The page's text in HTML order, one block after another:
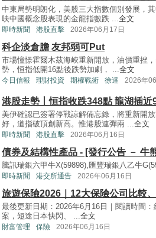
中東局勢明朗化，美股三大指數個別發展，
映中國概念股表現的金龍指數跌 ...全文
即時新聞 港股直擊 2026年06月17日
科企淡倉膽 友邦弱可Put
市場憧憬霍爾木茲海峽重新開放，油價重挫
勢，恒指低開16點後跌勢加劇， ...全文
今日信報 理財投資 期權戰術 徐達 2026年
港股走勢丨恒指收跌348點 龍湖插近
美伊確認已簽署停戰諒解備忘錄，將重新開
好，道指破頂創新高。惟港股連彈兩 ... 全文
即時新聞 港股直擊 2026年06月16日
債券及結構性產品 - [發行公告 － 牛
騰訊瑞銀六甲牛X(59898),匯豐瑞銀八乙牛
即時新聞 港交所通告 2026年06月16日
旅遊保險2026｜12大保險公司比較
最後更新日期：2026年6月16日｜閱讀時間
案，短途日本快閃、 ... 全文
財富管理 保險 2026年06月16日